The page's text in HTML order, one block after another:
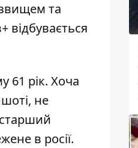
та
відбувається
61 рік. Хоча
не
в росії.